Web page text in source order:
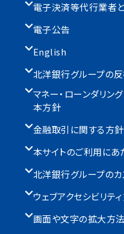
電子決済等代行業者
電子公告
English
北洋銀行グループの
マネー・ローンダリ
本方針
金融取引に関する方
本サイトのご利用にあ
北洋銀行グループのカ
ウェブアクセシビリテ
画面や文字の拡大方